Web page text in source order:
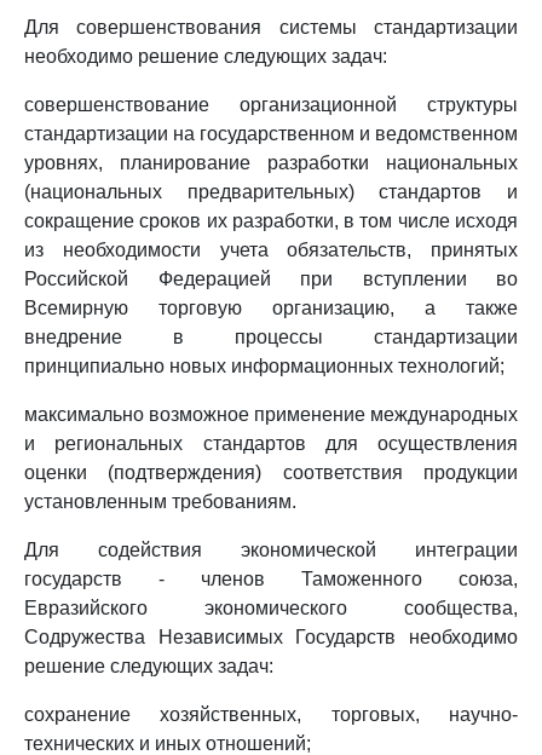
Для совершенствования системы стандартизации
необходимо решение следующих задач:
совершенствование организационной структуры
стандартизации на государственном и ведомственном
уровнях, планирование разработки национальных
(национальных предварительных) стандартов и
сокращение сроков их разработки, в том числе исходя
из необходимости учета обязательств, принятых
Российской Федерацией при вступлении во
Всемирную торговую организацию, а также
внедрение в процессы стандартизации
принципиально новых информационных технологий;
максимально возможное применение международных
и региональных стандартов для осуществления
оценки (подтверждения) соответствия продукции
установленным требованиям.
Для содействия экономической интеграции
государств - членов Таможенного союза,
Евразийского экономического сообщества,
Содружества Независимых Государств необходимо
решение следующих задач:
сохранение хозяйственных, торговых, научно-
технических и иных отношений;